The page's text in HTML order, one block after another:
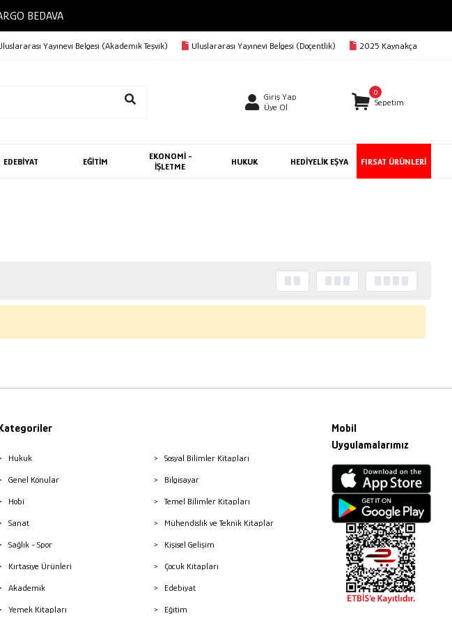
BEDAVA
Yayınevi Belgesi (Akademik Teşvik) Uluslararası Yayınevi Belgesi (Doçentlik) 2025 Kaynakça
Giriş Yap
Üye Ol
0
Sepetim
EDEBİYAT EĞİTİM
EKONOMİ -
İŞLETME
HUKUK HEDİYELİK EŞYA FIRSAT ÜRÜNLERİ
Hukuk
Genel Konular
Hobi
Sanat
Sağlık - Spor
Kırtasiye Ürünleri
Akademik
Yemek Kitapları
Sosyal Bilimler Kitapları
Bilgisayar
Temel Bilimler Kitapları
Mühendislik ve Teknik Kitaplar
Kişisel Gelişim
Çocuk Kitapları
Edebiyat
Eğitim
Mobil
Uygulamalarımız